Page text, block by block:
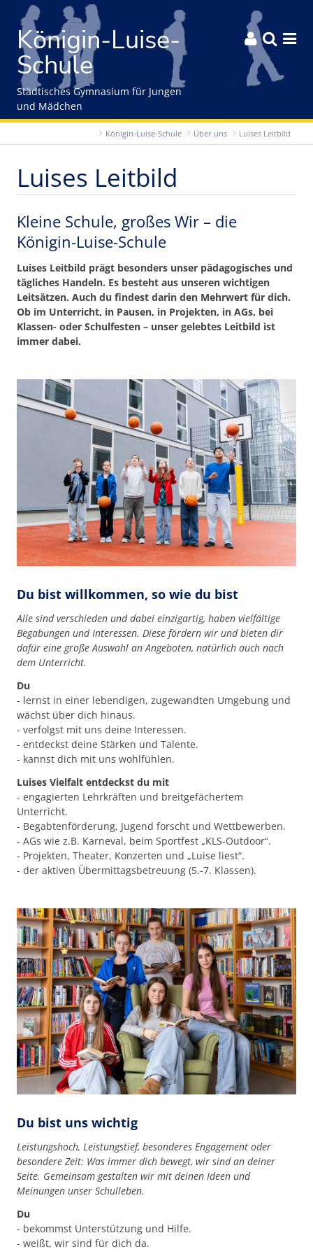
Gleich zum Inhalt der Seite springen
Königin-Luise-
Schule
  
Städtisches Gymnasium für Jungen
und Mädchen
Königin-Luise-Schule Über uns Luises Leitbild
Luises Leitbild
Kleine Schule, großes Wir – die
Königin-Luise-Schule
Luises Leitbild prägt besonders unser pädagogisches und
tägliches Handeln. Es besteht aus unseren wichtigen
Leitsätzen. Auch du findest darin den Mehrwert für dich.
Ob im Unterricht, in Pausen, in Projekten, in AGs, bei
Klassen- oder Schulfesten – unser gelebtes Leitbild ist
immer dabei.
Du bist willkommen, so wie du bist
Alle sind verschieden und dabei einzigartig, haben vielfältige
Begabungen und Interessen. Diese fördern wir und bieten dir
dafür eine große Auswahl an Angeboten, natürlich auch nach
dem Unterricht.
Du
- lernst in einer lebendigen, zugewandten Umgebung und
wächst über dich hinaus.
- verfolgst mit uns deine Interessen.
- entdeckst deine Stärken und Talente.
- kannst dich mit uns wohlfühlen.
Luises Vielfalt entdeckst du mit
- engagierten Lehrkräften und breitgefächertem
Unterricht.
- Begabtenförderung, Jugend forscht und Wettbewerben.
- AGs wie z.B. Karneval, beim Sportfest „KLS-Outdoor“.
- Projekten, Theater, Konzerten und „Luise liest“.
- der aktiven Übermittagsbetreuung (5.-7. Klassen).
Du bist uns wichtig
Leistungshoch, Leistungstief, besonderes Engagement oder
besondere Zeit: Was immer dich bewegt, wir sind an deiner
Seite. Gemeinsam gestalten wir mit deinen Ideen und
Meinungen unser Schulleben.
Du
- bekommst Unterstützung und Hilfe.
- weißt, wir sind für dich da.